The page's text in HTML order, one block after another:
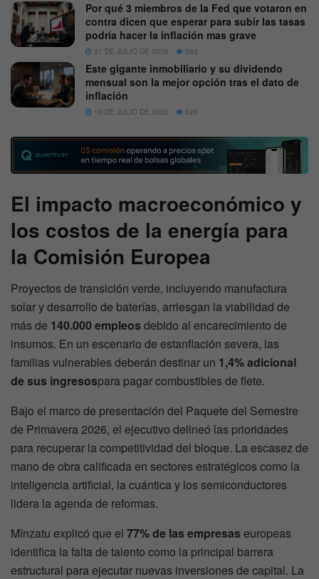
Por qué 3 miembros de la Fed que votaron en
contra dicen que esperar para subir las tasas
podría hacer la inflación mas grave
31 DE JULIO DE 2026 563
Este gigante inmobiliario y su dividendo
mensual son la mejor opción tras el dato de
inflación
18 DE JULIO DE 2026 625
El impacto macroeconómico y
los costos de la energía para
la Comisión Europea
Proyectos de transición verde, incluyendo manufactura
solar y desarrollo de baterías, arriesgan la viabilidad de
más de 140.000 empleos debido al encarecimiento de
insumos. En un escenario de estanflación severa, las
familias vulnerables deberán destinar un 1,4% adicional
de sus ingresospara pagar combustibles de flete.
Bajo el marco de presentación del Paquete del Semestre
de Primavera 2026, el ejecutivo delineó las prioridades
para recuperar la competitividad del bloque. La escasez de
mano de obra calificada en sectores estratégicos como la
inteligencia artificial, la cuántica y los semiconductores
lidera la agenda de reformas.
Mînzatu explicó que el 77% de las empresas europeas
identifica la falta de talento como la principal barrera
estructural para ejecutar nuevas inversiones de capital. La